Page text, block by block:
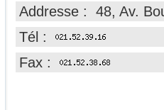
Addresse : 48, Av.
Tél :
Fax :